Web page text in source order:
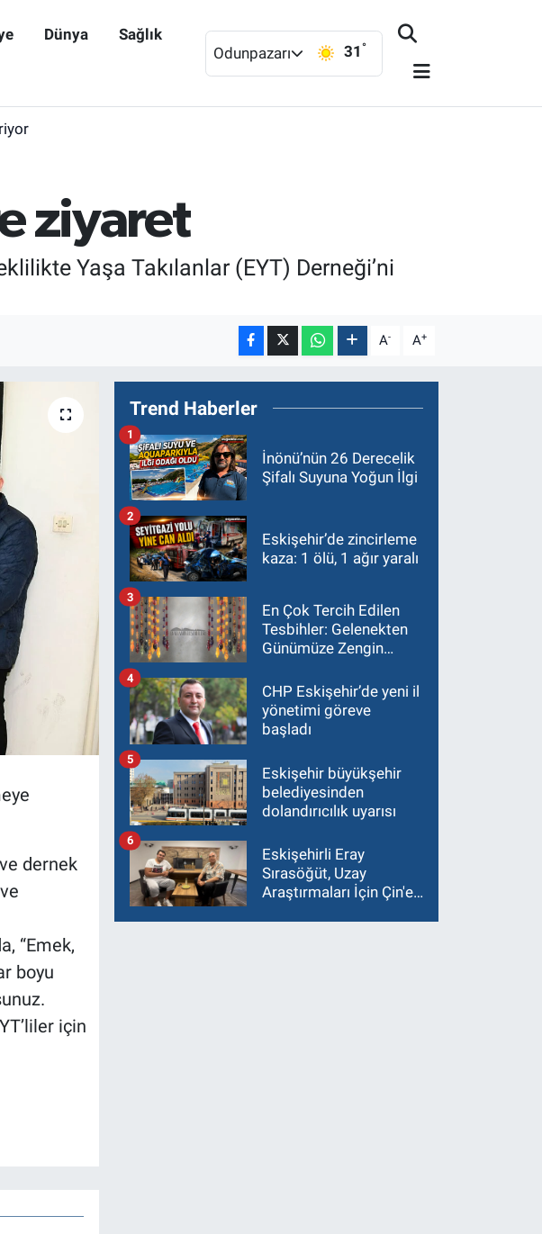
Dünya Sağlık
Odunpazarı 31 °
ziyaret
Yaşa Takılanlar (EYT) Derneği’ni
A- A+
dernek
“Emek,
boyu
için
Trend Haberler
İnönü’nün 26 Derecelik
Şifalı Suyuna Yoğun İlgi
1
Eskişehir’de zincirleme
kaza: 1 ölü, 1 ağır yaralı
2
En Çok Tercih Edilen
Tesbihler: Gelenekten
Günümüze Zengin
3
CHP Eskişehir’de yeni il
yönetimi göreve
başladı
4
Eskişehir büyükşehir
belediyesinden
dolandırıcılık uyarısı
5
Eskişehirli Eray
Sırasöğüt, Uzay
Araştırmaları İçin Çin'e
6